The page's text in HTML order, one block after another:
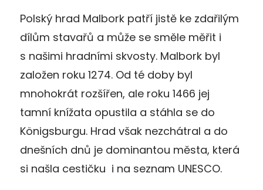
Polský hrad Malbork patří jistě ke zdařilým
dílům stavařů a může se směle měřit i
s našimi hradními skvosty. Malbork byl
založen roku 1274. Od té doby byl
mnohokrát rozšířen, ale roku 1466 jej
tamní knížata opustila a stáhla se do
Königsburgu. Hrad však nezchátral a do
dnešních dnů je dominantou města, která
si našla cestičku i na seznam UNESCO.